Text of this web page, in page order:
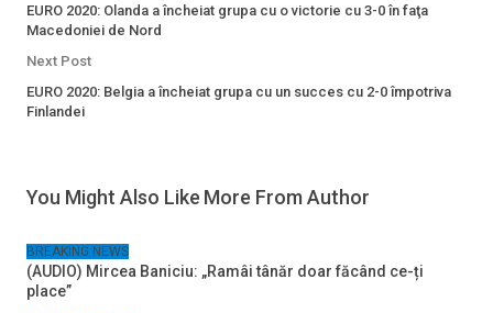
EURO 2020: Olanda a încheiat grupa cu o victorie cu 3-0 în faţa
Macedoniei de Nord
Next Post
EURO 2020: Belgia a încheiat grupa cu un succes cu 2-0 împotriva
Finlandei
You Might Also Like More From Author
BREAKING NEWS
(AUDIO) Mircea Baniciu: „Ramâi tânăr doar făcând ce-ți
place”